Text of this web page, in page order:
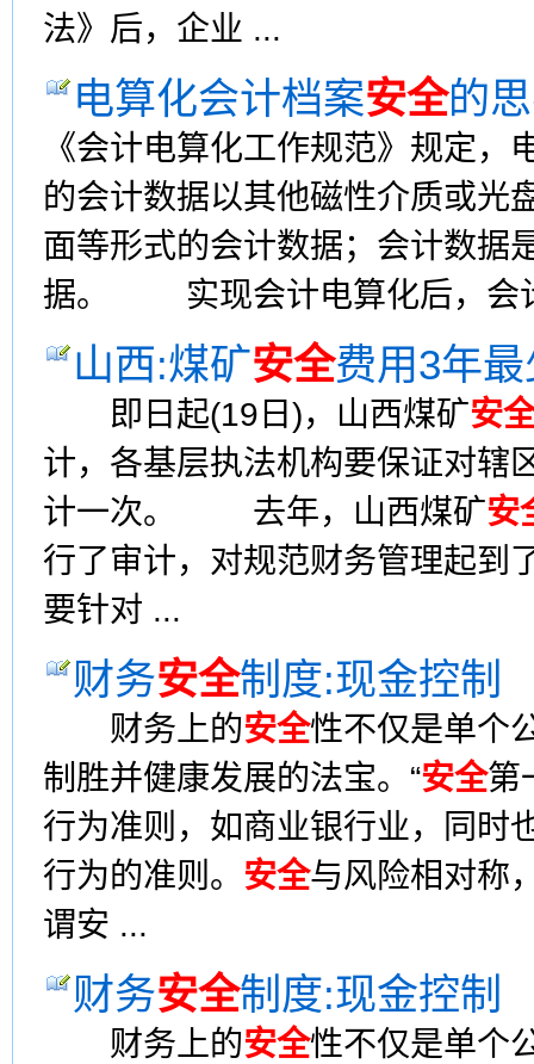
法》后，企业 ...
电算化会计档案安全的
《会计电算化工作规范》规定
的会计数据以其他磁性介质或光
面等形式的会计数据；会计数据
据。 实现会计电算化后，会
山西:煤矿安全费用3年
即日起(19日)，山西煤矿安
计，各基层执法机构要保证对辖
计一次。 去年，山西煤矿安
行了审计，对规范财务管理起到
要针对 ...
财务安全制度:现金控制
财务上的安全性不仅是单个
制胜并健康发展的法宝。“安全第
行为准则，如商业银行业，同时
行为的准则。 安全与风险相对称
谓安 ...
财务安全制度:现金控制
财务上的安全性不仅是单个